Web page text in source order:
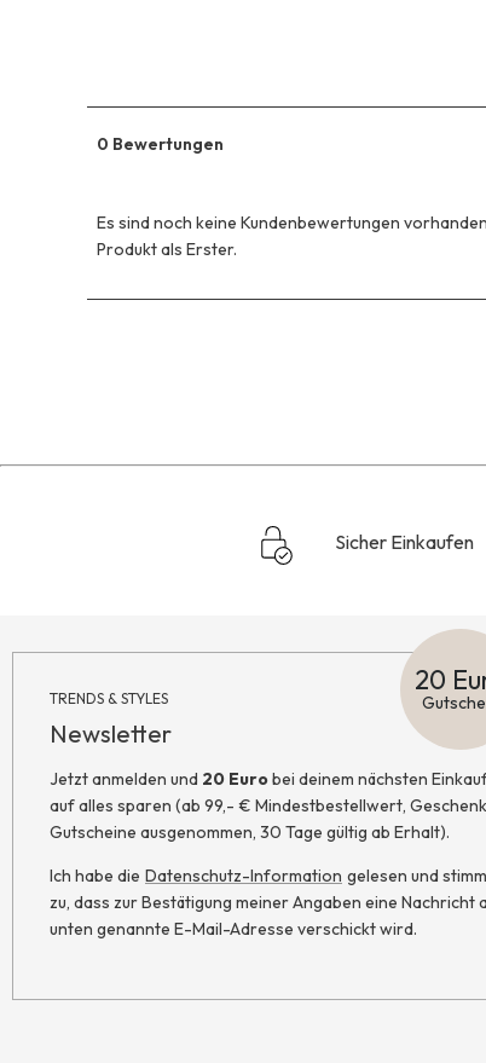
0 Bewertungen
Es sind noch keine Kundenbewertungen
Produkt als Erster.
Sicher Einkaufen
TRENDS & STYLES
Newsletter
20
Jetzt anmelden und 20 Eurobei deinem nächsten
auf alles sparen (ab 99,- € Mindestbestellwert,
Gutscheine ausgenommen, 30 Tage gültig ab Erhalt).
Ich habe die Datenschutz-Information gelesen und
zu, dass zur Bestätigung meiner Angaben eine Nachricht
unten genannte E-Mail-Adresse verschickt wird.